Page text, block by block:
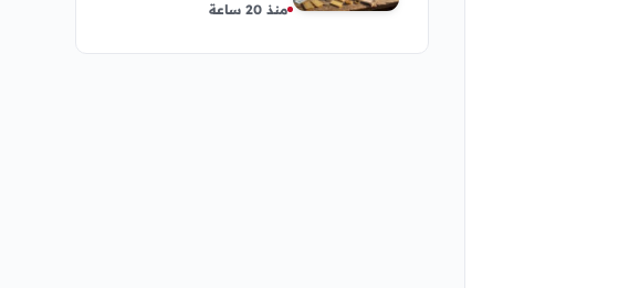
وعدن
منذ 20 ساعة